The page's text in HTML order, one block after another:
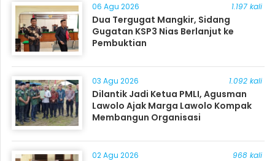
06 Agu 2026 1.197 kali
Dua Tergugat Mangkir, Sidang
Gugatan KSP3 Nias Berlanjut ke
Pembuktian
03 Agu 2026 1.092 kali
Dilantik Jadi Ketua PMLI, Agusman
Lawolo Ajak Marga Lawolo Kompak
Membangun Organisasi
02 Agu 2026 968 kali